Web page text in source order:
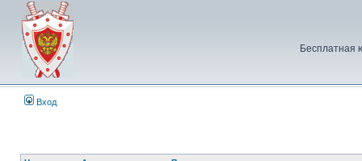
Бесплатная
Вход